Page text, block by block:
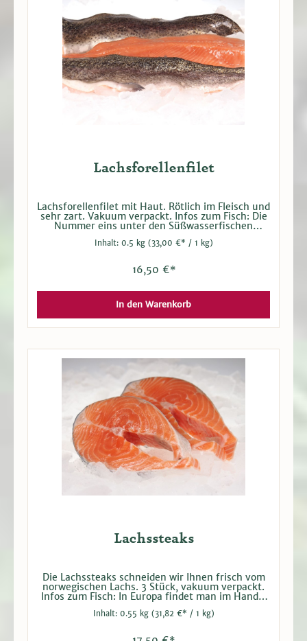
Lachsforellenfilet
Lachsforellenfilet mit Haut. Rötlich im Fleisch und
sehr zart. Vakuum verpackt. Infos zum Fisch: Die
Nummer eins unter den Süßwasserfischen
Es ist hell, zart und besonders fein im Geschmack.
Teichwirtschaften gezüchtet. Das Fleisch der
Lachsforelle erhält wird durch die Ernährung mit
Inhalt: 0.5 kg (33,00 €* / 1 kg)
16,50 €*
In den Warenkorb
Lachssteaks
Die Lachssteaks schneiden wir Ihnen frisch vom
norwegischen Lachs. 3 Stück, vakuum verpackt.
Infos zum Fisch: In Europa findet man im Handel
meist den Atlantischen Lachs aus Aquakulturen
in Norwegen. Ob gegrillt, gebraten, geräuchert,
sehr beliebt. Neben dem guten Geschmack
Inhalt: 0.55 kg (31,82 €* / 1 kg)